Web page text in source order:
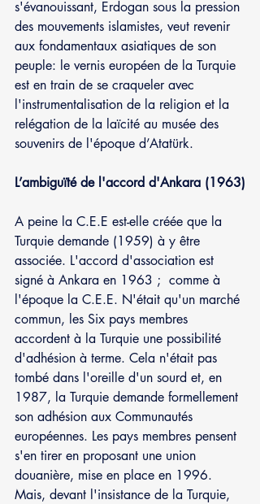
s'évanouissant, Erdogan sous la pression
des mouvements islamistes, veut revenir
aux fondamentaux asiatiques de son
peuple: le vernis européen de la Turquie
est en train de se craqueler avec
l'instrumentalisation de la religion et la
relégation de la laïcité au musée des
souvenirs de l'époque d’Atatürk.
L’ambiguïté de l'accord d'Ankara (1963)
A peine la C.E.E est-elle créée que la
Turquie demande (1959) à y être
associée. L'accord d'association est
signé à Ankara en 1963 ;  comme à
l'époque la C.E.E. N'était qu'un marché
commun, les Six pays membres
accordent à la Turquie une possibilité
d'adhésion à terme. Cela n'était pas
tombé dans l'oreille d'un sourd et, en
1987, la Turquie demande formellement
son adhésion aux Communautés
européennes. Les pays membres pensent
s'en tirer en proposant une union
douanière, mise en place en 1996.
Mais, devant l'insistance de la Turquie,